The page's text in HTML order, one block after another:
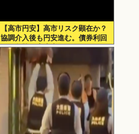
【高市円安】高市リスク顕在か？
協調介入後も円安進む。債券利回
りは急騰。大丈夫なのか？